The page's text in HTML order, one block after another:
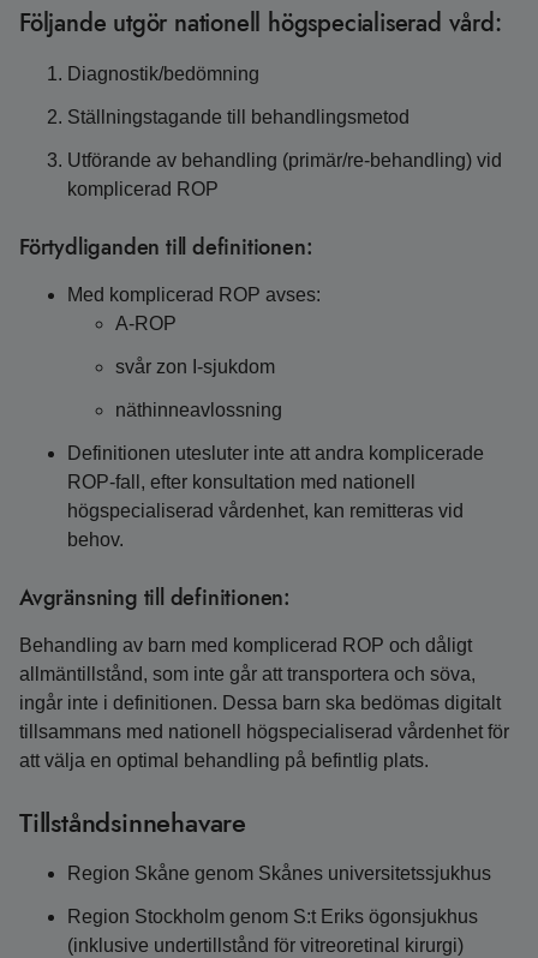
Följande utgör nationell högspecialiserad vård:
Diagnostik/bedömning
Ställningstagande till behandlingsmetod
Utförande av behandling (primär/re-behandling) vid
komplicerad ROP
Förtydliganden till definitionen:
Med komplicerad ROP avses:
A-ROP
svår zon I-sjukdom
näthinneavlossning
Definitionen utesluter inte att andra komplicerade
ROP-fall, efter konsultation med nationell
högspecialiserad vårdenhet, kan remitteras vid
behov.
Avgränsning till definitionen:
Behandling av barn med komplicerad ROP och dåligt
allmäntillstånd, som inte går att transportera och söva,
ingår inte i definitionen. Dessa barn ska bedömas digitalt
tillsammans med nationell högspecialiserad vårdenhet för
att välja en optimal behandling på befintlig plats.
Tillståndsinnehavare
Region Skåne genom Skånes universitetssjukhus
Region Stockholm genom S:t Eriks ögonsjukhus
(inklusive undertillstånd för vitreoretinal kirurgi)